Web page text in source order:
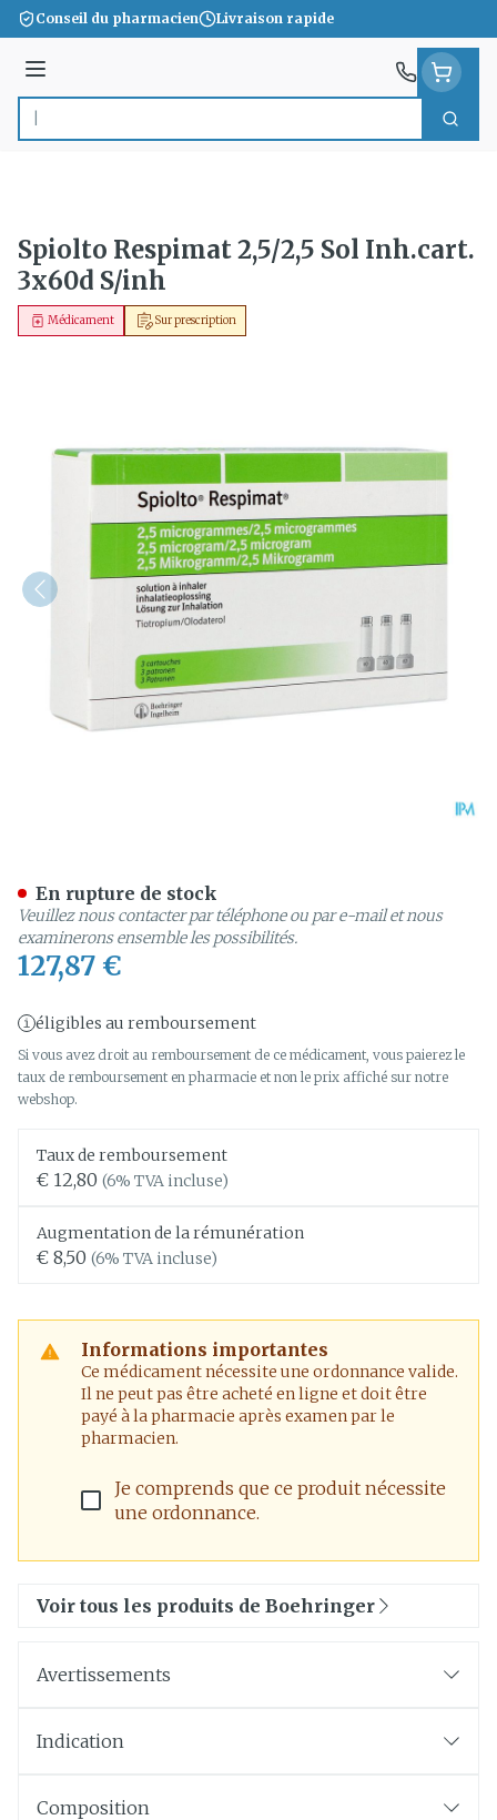
Aller au contenu
Conseil du pharmacien Livraison rapide
Menu
Rechercher
Spiolto Respimat 2,5/2,5 Sol Inh.cart.
3x60d S/inh
Sur prescription
Médicament
127,87 €
éligibles au remboursement
Si vous avez droit au remboursement de ce médicament, vous paierez le
taux de remboursement en pharmacie et non le prix affiché sur notre
webshop.
Taux de remboursement
€ 12,80 (6% TVA incluse)
Augmentation de la rémunération
€ 8,50 (6% TVA incluse)
Informations importantes
Ce médicament nécessite une ordonnance valide.
Il ne peut pas être acheté en ligne et doit être
payé à la pharmacie après examen par le
pharmacien.
Je comprends que ce produit nécessite
une ordonnance.
En rupture de stock
Veuillez nous contacter par téléphone ou par e-mail et nous
examinerons ensemble les possibilités.
Voir tous les produits de Boehringer
Avertissements
Indication
Composition